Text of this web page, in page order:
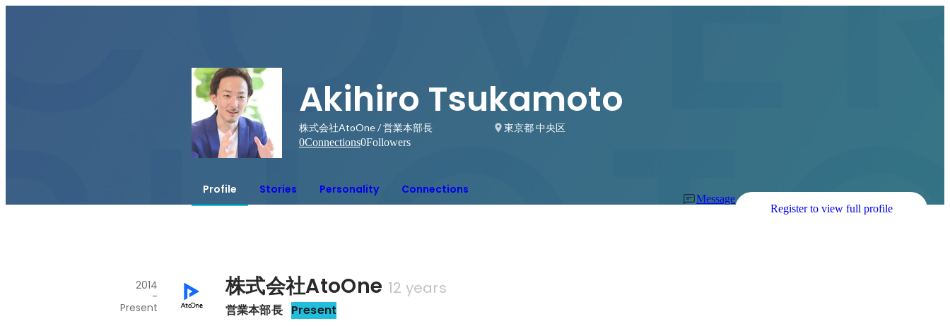
Akihiro Tsukamoto
株式会社AtoOne / 営業本部長
東京都 中央区
0Connections0Followers
Profile Stories Personality Connections
Message
Register to view full profile
株式会社AtoOne 12 years
営業本部長 Present
2014
-
Present